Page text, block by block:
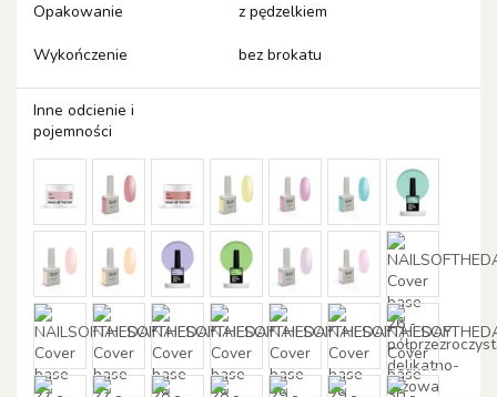
Opakowanie z pędzelkiem
Wykończenie bez brokatu
Inne odcienie i
pojemności